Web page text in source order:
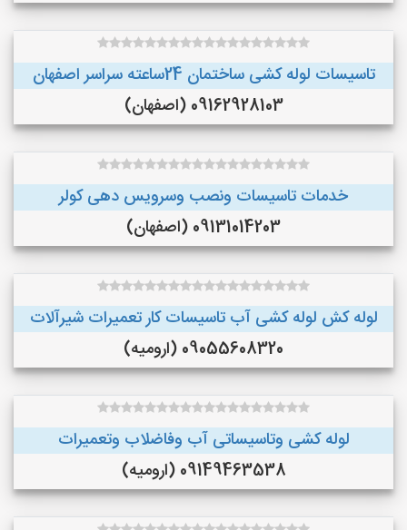
تاسیسات لوله کشی ساختمان 24ساعته سراسر اصفهان
09162928103 (اصفهان)
خدمات تاسیسات ونصب وسرویس دهی کولر
09131014203 (اصفهان)
لوله کش لوله کشی آب تاسیسات کار تعمیرات شیرآلات
09055608320 (ارومیه)
لوله کشی وتاسیساتی آب وفاضلاب وتعمیرات
09149463538 (ارومیه)